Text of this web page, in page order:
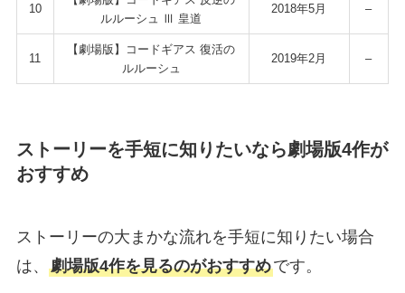
10
ルルーシュ Ⅲ 皇道
2018年5月 –
11
【劇場版】コードギアス 復活の
ルルーシュ
2019年2月 –
ストーリーを手短に知りたいなら劇場版4作が
おすすめ
ストーリーの大まかな流れを手短に知りたい場合
は、 劇場版4作を見るのがおすすめです。